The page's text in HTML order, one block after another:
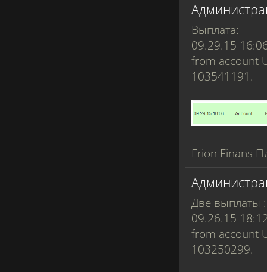
Выплата:
09.29.15
from account
103541191.
Erion Finans
Две выплаты :
09.26.15
from account
103250299.